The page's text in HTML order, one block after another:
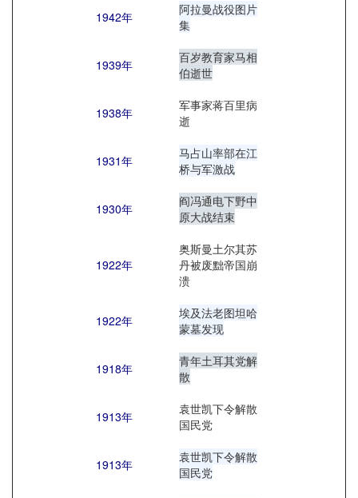
1942年
阿拉曼战役图片
集
1939年
百岁教育家马相
伯逝世
1938年
军事家蒋百里病
逝
1931年
马占山率部在江
桥与军激战
1930年
阎冯通电下野中
原大战结束
1922年
奥斯曼土尔其苏
丹被废黜帝国崩
溃
1922年
埃及法老图坦哈
蒙墓发现
1918年
青年土耳其党解
散
1913年
袁世凯下令解散
国民党
1913年
袁世凯下令解散
国民党